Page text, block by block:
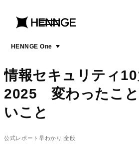
menu
open
HENNGE Onemenu
情報セキュリティ
2025 変わったこと
いこと
公式レポート早わかり 全般